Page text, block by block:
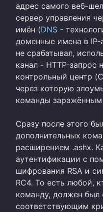
адрес самого веб-
сервер управления
имён (DNS -
доменные имена в IP-
не срабатывал,
канал - HTTP-запрос
контрольный центр
через которую
команды
Сразу после этого
дополнительных
расширением .ashx.
аутентификации с
шифрования RSA и
RC4. То есть любой,
команду, должен был
соответствующим